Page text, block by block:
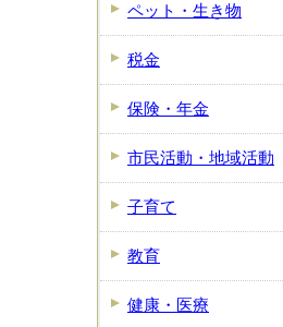
ペット・生き物
税金
保険・年金
市民活動・地域活動
子育て
教育
健康・医療